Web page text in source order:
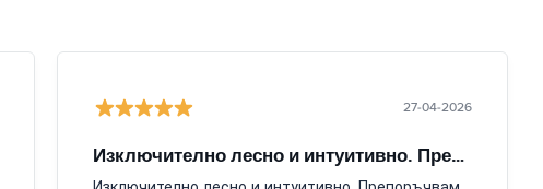
27-04-2026
Изключително лесно и интуитивно. Препоръчвам